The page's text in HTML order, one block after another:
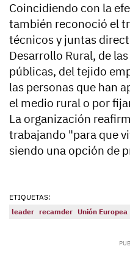
Coincidiendo con la
también reconoció el
técnicos y juntas
Desarrollo Rural, de
públicas, del tejido
las personas que han
el medio rural o por
La organización
trabajando "para que
siendo una opción de
ETIQUETAS:
leader recamder Unión Europea